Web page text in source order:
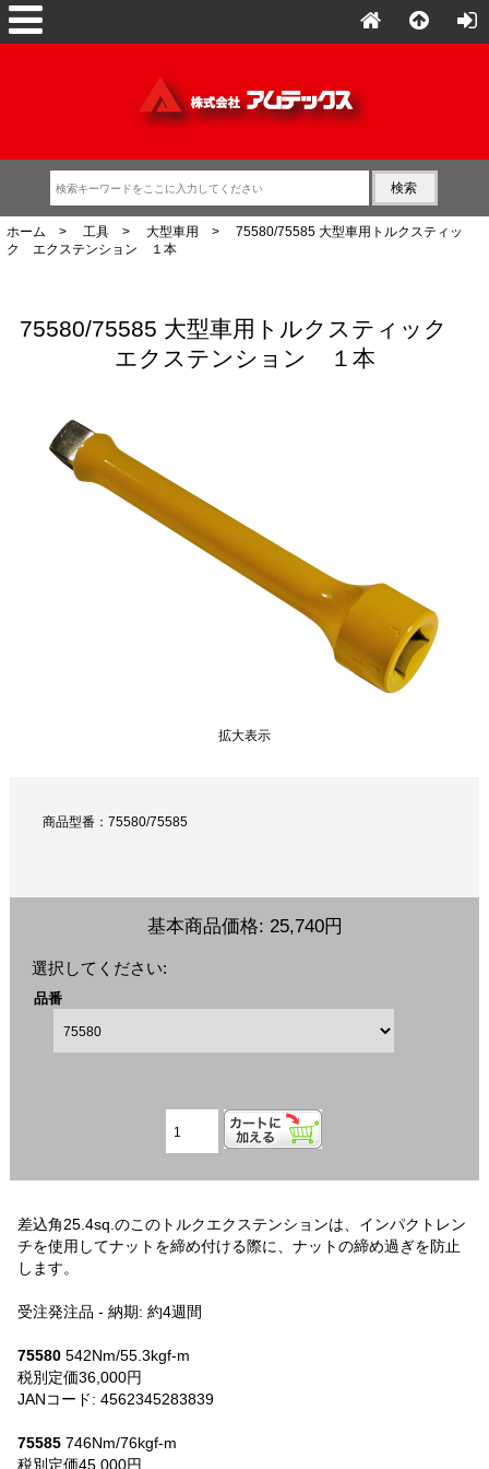
ホーム > 工具> 大型車用 > 75580/75585 大型車用トルクスティッ
ク エクステンション １本
75580/75585 大型車用トルクスティック
エクステンション １本
拡大表示
商品型番：75580/75585
基本商品価格: 25,740円
選択してください:
品番
差込角25.4sq.のこのトルクエクステンションは、インパクトレン
チを使用してナットを締め付ける際に、ナットの締め過ぎを防止
します。
受注発注品 - 納期: 約4週間
75580 542Nm/55.3kgf-m
税別定価36,000円
JANコード: 4562345283839
75585 746Nm/76kgf-m
税別定価45,000円